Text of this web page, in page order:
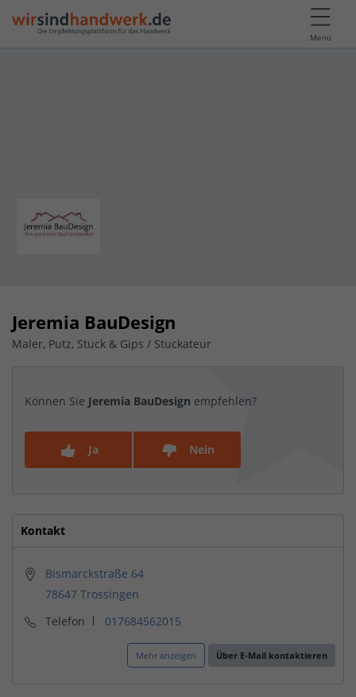
Menü
Jeremia BauDesign
Maler, Putz, Stuck & Gips / Stuckateur
Können Sie Jeremia BauDesign empfehlen?
Ja Nein
Kontakt
Bismarckstraße 64
78647 Trossingen
Telefon
017684562015
Mehr anzeigen Über E-Mail kontaktieren